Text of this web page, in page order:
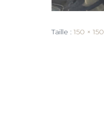
Taille : 150 × 150